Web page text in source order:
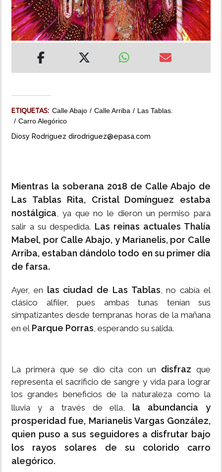
INSÓLITAS
IMPRESO
ETIQUETAS: Calle Abajo Calle Arriba
Las Tablas.
Carro Alegórico
Diosy Rodriguez dirodriguez@epasa.com
Mientras la soberana 2018 de Calle Abajo de
Las Tablas Rita, Cristal Domínguez estaba
nostálgica, ya que no le dieron un permiso para
salir a su despedida. Las reinas actuales Thalía
Mabel, por Calle Abajo, y Marianelis, por Calle
Arriba, estaban dándolo todo en su primer día
de farsa.
Ayer, en las ciudad de Las Tablas, no cabía el
clásico alfiler, pues ambas tunas tenían sus
simpatizantes desde tempranas horas de la mañana
en el Parque Porras, esperando su salida.
La primera que se dio cita con un disfraz que
representa el sacrificio de sangre y vida para lograr
los grandes beneficios de la naturaleza como la
lluvia y a través de ella, la abundancia y
prosperidad fue, Marianelis Vargas González,
quien puso a sus seguidores a disfrutar bajo
los rayos solares de su colorido carro
alegórico.